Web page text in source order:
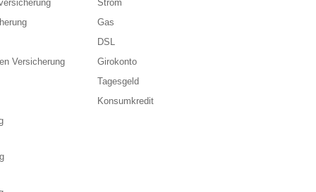
Versicherung
Strom
Gas
DSL
Girokonto
Tagesgeld
Konsumkredit